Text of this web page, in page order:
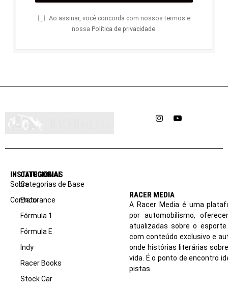
Ao assinar, você concorda com nossos termos e
nossa Política de privacidade.
InstagramYouTube
INSTITUCIONAL
Sobre
Contato
CATEGORIAS
Categorias de Base
Endurance
Fórmula 1
Fórmula E
Indy
Racer Books
Stock Car
RACER MEDIA
A Racer Media é uma
por automobilismo,
atualizadas sobre o
com conteúdo exclusivo e
onde histórias literárias
vida. É o ponto de encontro
pistas.